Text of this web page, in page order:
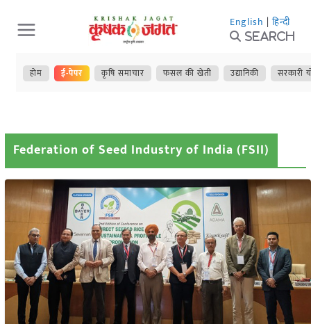
Skip
to
content
English | हिन्दी
Search
होम ई-पेपर कृषि समाचार फसल की खेती उद्यानिकी सरकारी
Federation of Seed Industry of India (FSII)